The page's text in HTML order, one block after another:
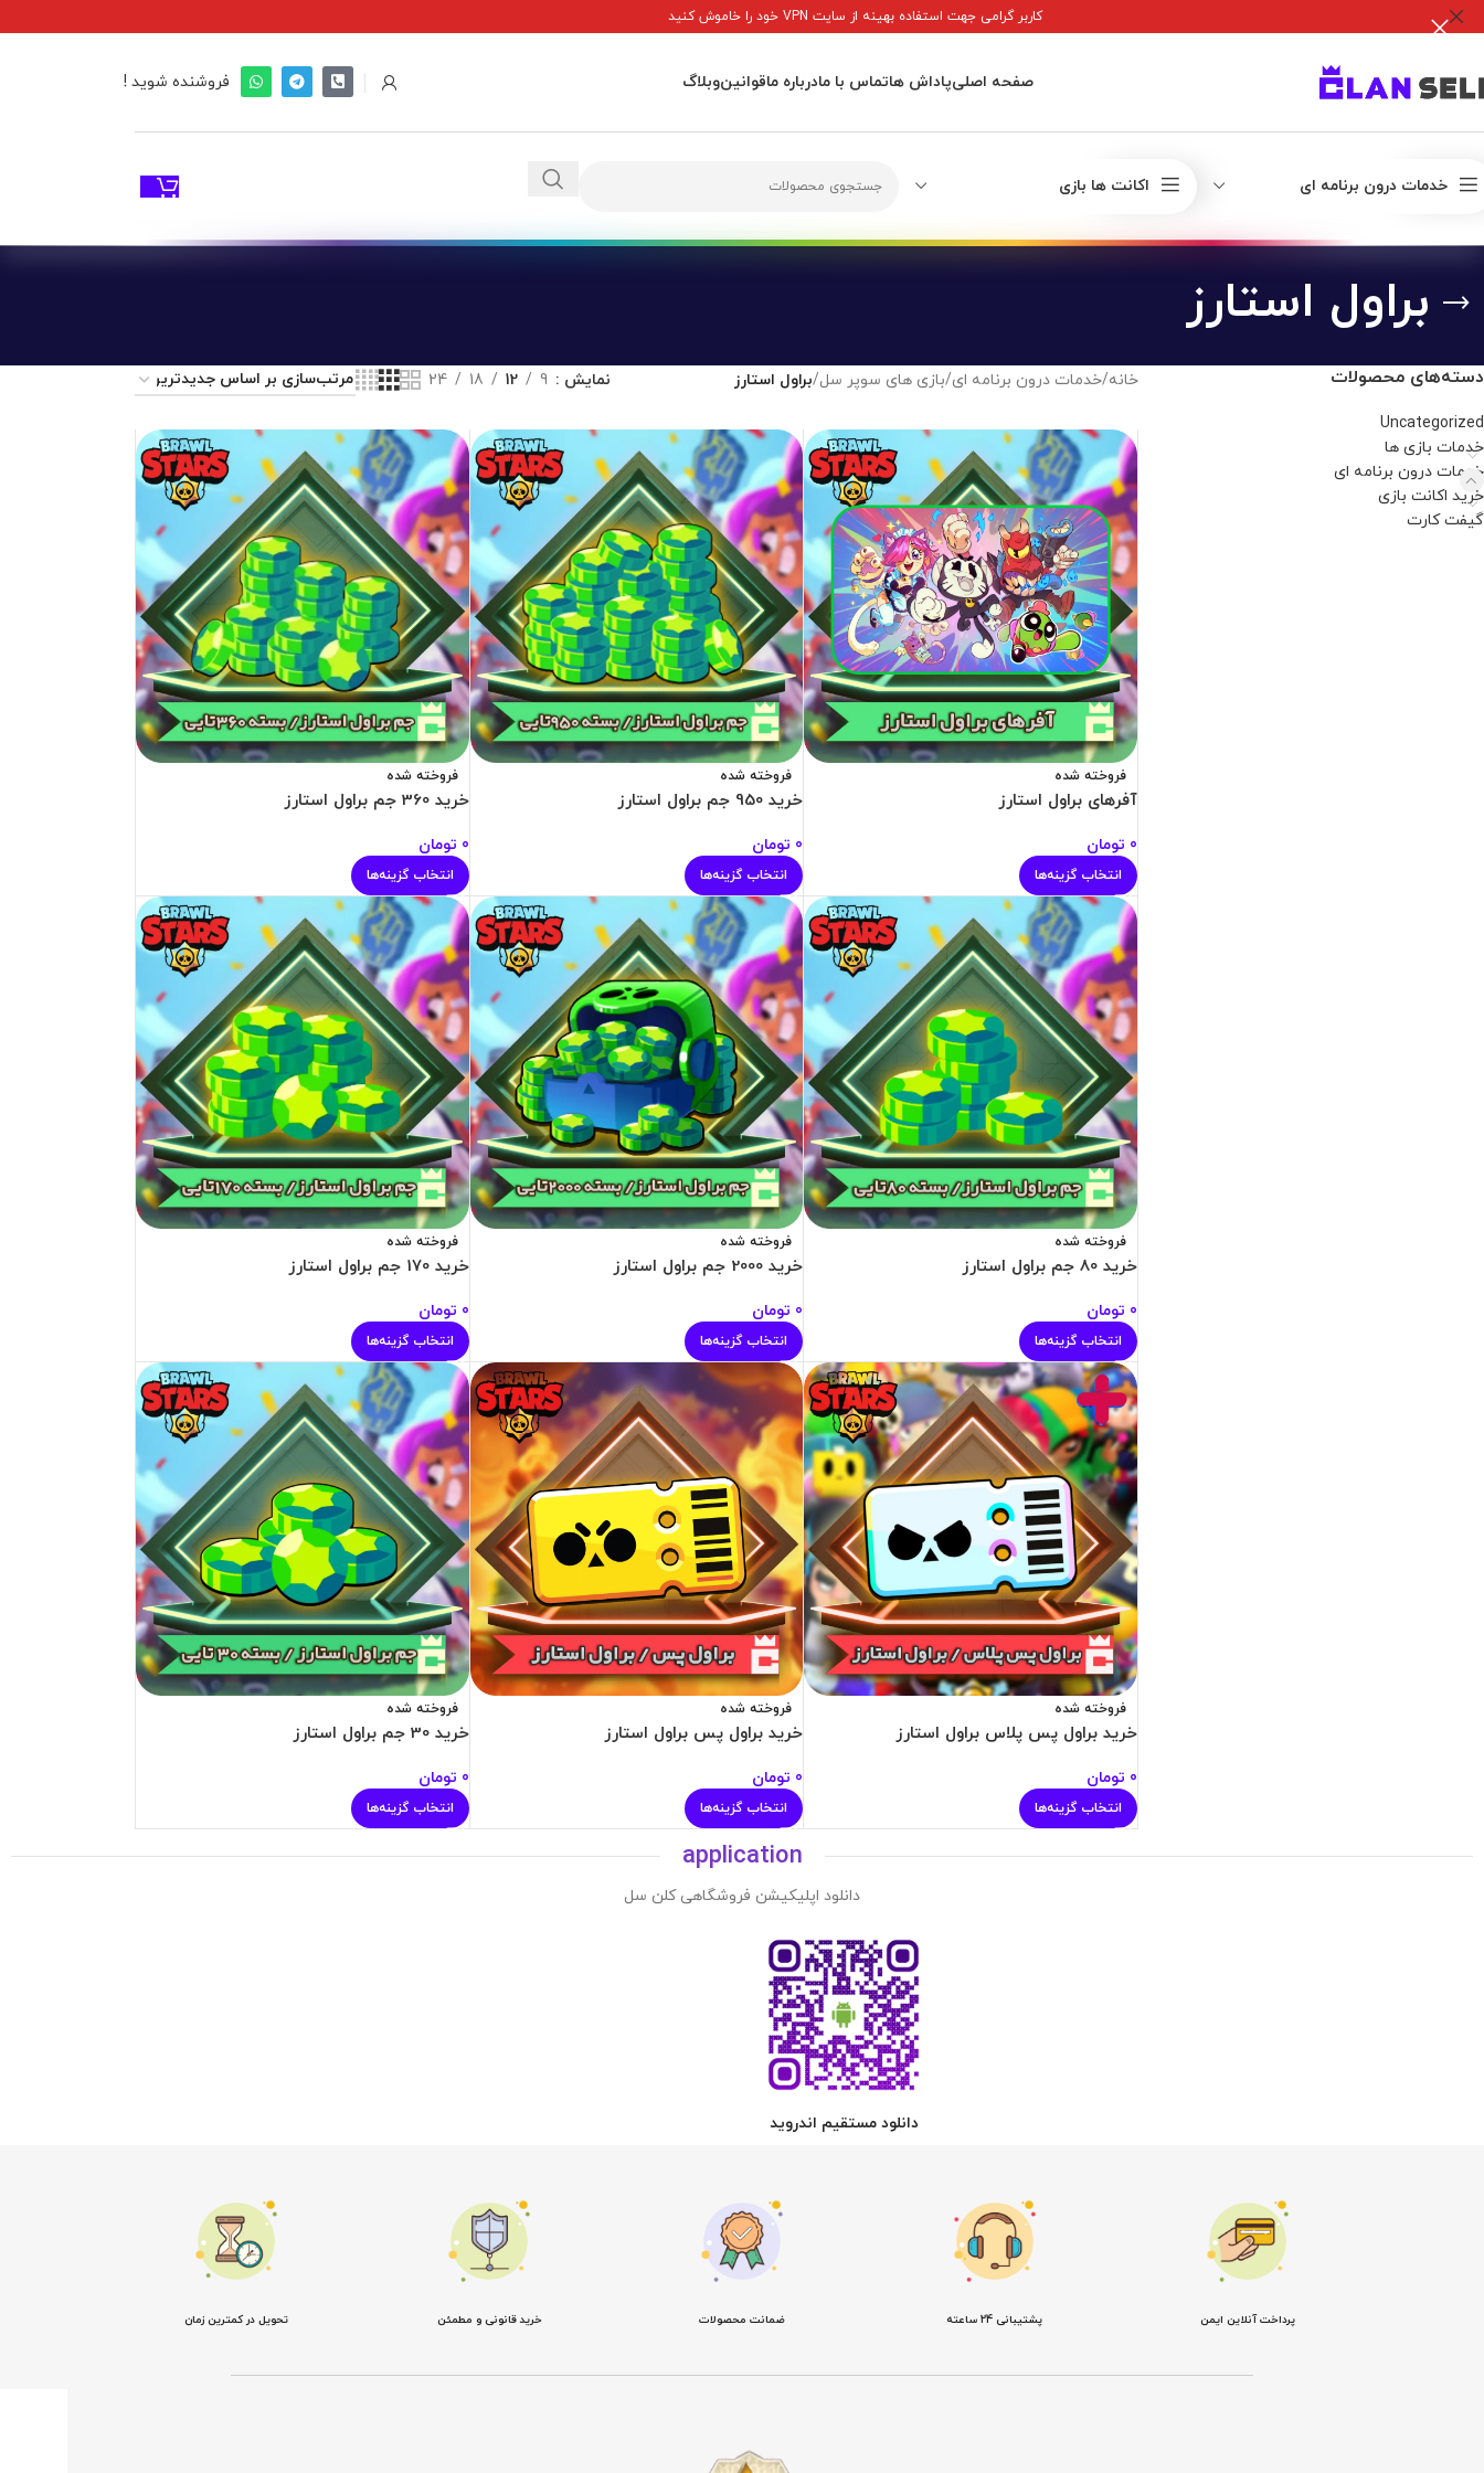
کاربر گرامی جهت استفاده بهینه از سایت VPN خود را خاموش کنید
صفحه اصلیپاداش هاتماس با مادرباره ماقوانینوبلاگ فروشنده شوید !
خدمات درون برنامه ای اکانت ها بازی
براول استارز
دسته‌های محصولات
Uncategorized
خدمات بازی ها
خدمات درون برنامه ای
خرید اکانت بازی
گیفت کارت
خانه/خدمات درون برنامه ای/بازی های سوپر سل/براول استارز نمایش 9
12
18
24
فروخته شده
آفرهای براول استارز
0 تومان
انتخاب گزینه‌ها
فروخته شده
خرید 950 جم براول استارز
0 تومان
انتخاب گزینه‌ها
فروخته شده
خرید 360 جم براول استارز
0 تومان
انتخاب گزینه‌ها
فروخته شده
خرید 80 جم براول استارز
0 تومان
انتخاب گزینه‌ها
فروخته شده
خرید 2000 جم براول استارز
0 تومان
انتخاب گزینه‌ها
فروخته شده
خرید 170 جم براول استارز
0 تومان
انتخاب گزینه‌ها
فروخته شده
خرید براول پس پلاس براول استارز
0 تومان
انتخاب گزینه‌ها
فروخته شده
خرید براول پس براول استارز
0 تومان
انتخاب گزینه‌ها
فروخته شده
خرید 30 جم براول استارز
0 تومان
انتخاب گزینه‌ها
application
دانلود اپلیکیشن فروشگاهی کلن سل
دانلود مستقیم اندروید
پرداخت آنلاین ایمن پشتیبانی 24 ساعته ضمانت محصولات خرید قانونی و مطمئن تحویل در کمترین زمان